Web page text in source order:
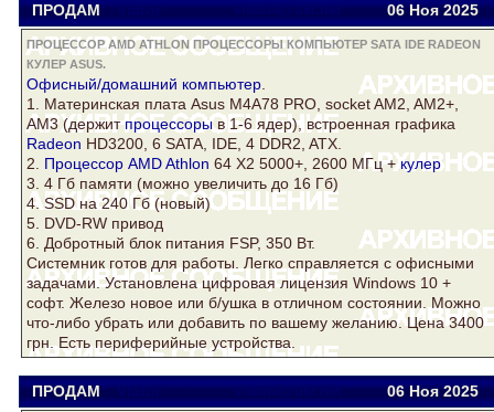
ПРОДАМ Viator viatora@ukr.net 06 Ноя2025
ПРОЦЕССОР AMD ATHLON ПРОЦЕССОРЫ КОМПЬЮТЕР SATA IDE RADEON
КУЛЕР ASUS.
Офисный/домашний компьютер
1. Материнская плата Asus M4A78 PRO, socket AM2, AM2+,
AM3 (держитпроцессорыв 1-6 ядер), встроенная графика
Radeon HD3200, 6 SATA, IDE, 4 DDR2, ATX.
2. Процессор AMD Athlon 64 Х2 5000+, 2600 МГц +кулер
3. 4 Гб памяти (можно увеличить до 16 Гб)
4. SSD на 240 Гб (новый)
5. DVD-RW привод
6. Добротный блок питания FSP, 350 Вт.
Системник готов для работы. Легко справляется с офисными
задачами. Установлена цифровая лицензия Windows 10 +
софт. Железо новое или б/ушка в отличном состоянии. Можно
что-либо убрать или добавить по вашему желанию. Цена 3400
грн. Есть периферийные устройства.
ПРОДАМ Viator viatora@ukr.net 06 Ноя2025